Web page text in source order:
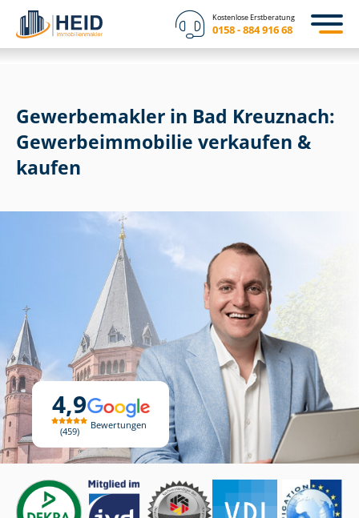
Kostenlose Erstberatung
0158 - 884 916 68
4,9
459
Bewertungen
Gewerbemakler in Bad Kreuznach:
Ge­wer­be­im­mo­bi­lie verkaufen &
kaufen